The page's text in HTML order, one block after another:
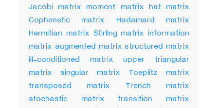
Jacobi matrix moment matrix hat matrix
Cophenetic matrix Hadamard matrix
Hermitian matrix Stirling matrix information
matrix augmented matrix structured matrix
ill-conditioned matrix upper triangular
matrix singular matrix Toeplitz matrix
transposed matrix Trench matrix
stochastic matrix transition matrix